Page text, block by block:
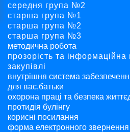
середня група №2
старша група №1
старша група №2
старша група №3
методична робота
прозорість та інформаційна
закупівлі
внутрішня система
для вас,батьки
охорона праці та безпека
протидія булінгу
корисні посилання
форма електронного